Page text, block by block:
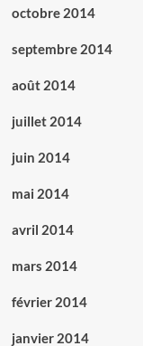
octobre 2014
septembre 2014
août 2014
juillet 2014
juin 2014
mai 2014
avril 2014
mars 2014
février 2014
janvier 2014